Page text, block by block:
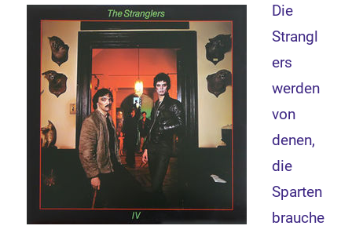
Die
Strangl
ers
werden
von
denen,
die
Sparten
brauche